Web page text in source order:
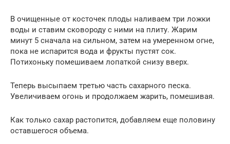
В очищенные от косточек плоды наливаем три ложки
воды и ставим сковороду с ними на плиту. Жарим
минут 5 сначала на сильном, затем на умеренном огне,
пока не испарится вода и фрукты пустят сок.
Потихоньку помешиваем лопаткой снизу вверх.
Теперь высыпаем третью часть сахарного песка.
Увеличиваем огонь и продолжаем жарить, помешивая.
Как только сахар растопится, добавляем еще половину
оставшегося объема.